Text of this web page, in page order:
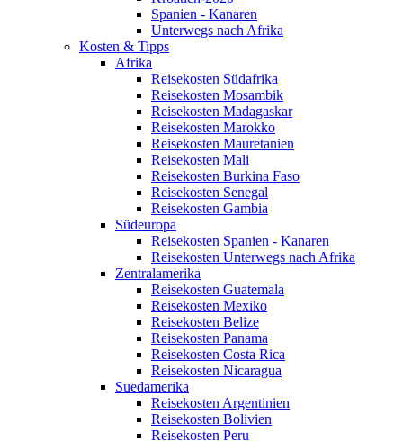
Spanien - Kanaren
Unterwegs nach Afrika
Kosten & Tipps
Afrika
Reisekosten Südafrika
Reisekosten Mosambik
Reisekosten Madagaskar
Reisekosten Marokko
Reisekosten Mauretanien
Reisekosten Mali
Reisekosten Burkina Faso
Reisekosten Senegal
Reisekosten Gambia
Südeuropa
Reisekosten Spanien - Kanaren
Reisekosten Unterwegs nach Afrika
Zentralamerika
Reisekosten Guatemala
Reisekosten Mexiko
Reisekosten Belize
Reisekosten Panama
Reisekosten Costa Rica
Reisekosten Nicaragua
Suedamerika
Reisekosten Argentinien
Reisekosten Bolivien
Reisekosten Peru